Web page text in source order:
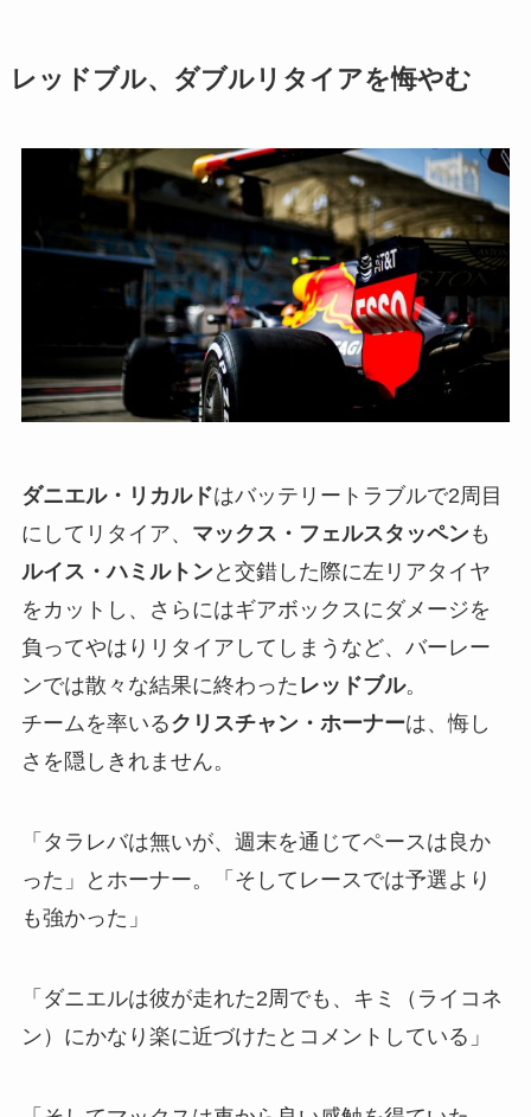
レッドブル、ダブルリタイアを悔やむ
ダニエル・リカルドはバッテリートラブルで2周目
にしてリタイア、 マックス・フェルスタッペンも
ルイス・ハミルトンと交錯した際に左リアタイヤ
をカットし、さらにはギアボックスにダメージを
負ってやはりリタイアしてしまうなど、バーレー
ンでは散々な結果に終わった レッドブル。
チームを率いるクリスチャン・ホーナーは、悔し
さを隠しきれません。
「タラレバは無いが、週末を通じてペースは良か
った」とホーナー。「そしてレースでは予選より
も強かった」
「ダニエルは彼が走れた2周でも、キミ（ライコネ
ン）にかなり楽に近づけたとコメントしている」